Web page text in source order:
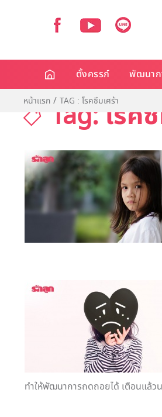
ตั้งครรภ์ พัฒนาก
หน้าแรก TAG : โรคซึมเศร้า
Tag: โรค
ทำให้พัฒนาการถดถอยได้ เตือนแล้ว